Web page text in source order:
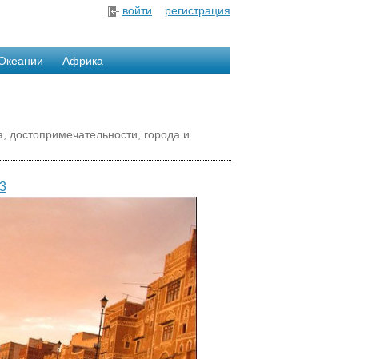
войти регистрация
Африка
города и